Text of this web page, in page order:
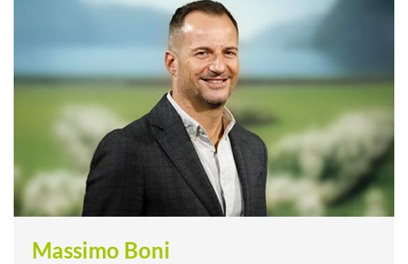
Massimo Boni